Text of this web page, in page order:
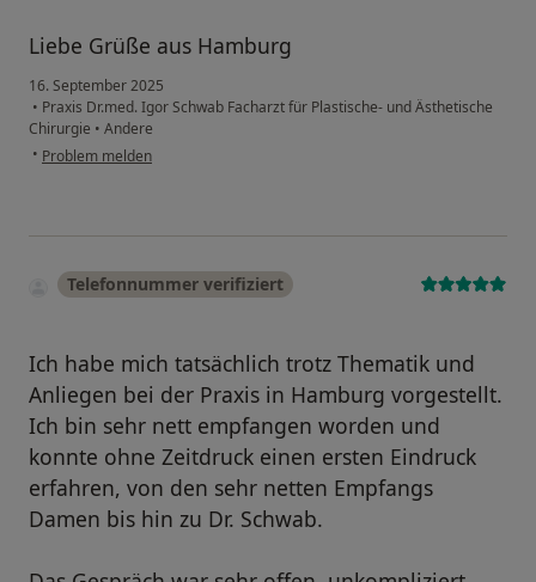
Liebe Grüße aus Hamburg
16. September 2025
• Praxis Dr.med. Igor Schwab Facharzt für Plastische- und Ästhetische
Chirurgie • Andere
• Problem melden
Telefonnummer verifiziert
Ich habe mich tatsächlich trotz Thematik und
Anliegen bei der Praxis in Hamburg vorgestellt.
Ich bin sehr nett empfangen worden und
konnte ohne Zeitdruck einen ersten Eindruck
erfahren, von den sehr netten Empfangs
Damen bis hin zu Dr. Schwab.